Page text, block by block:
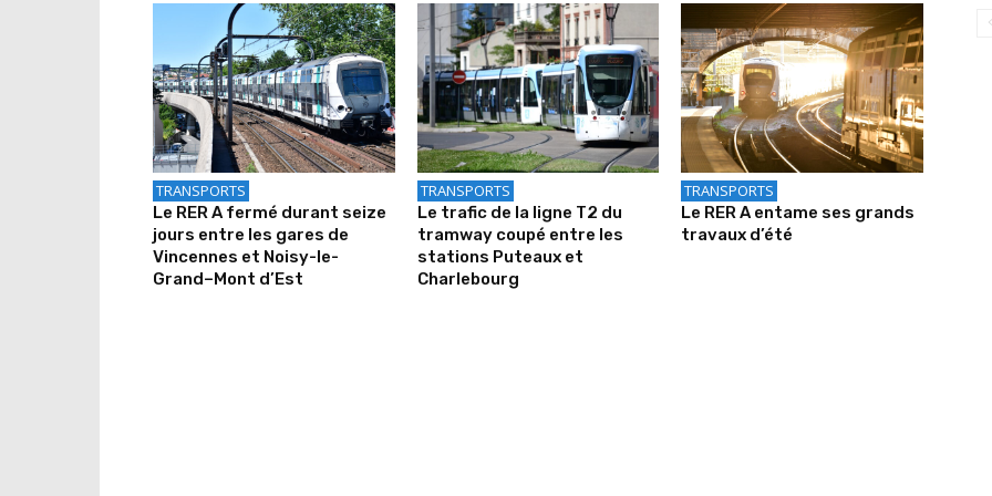
TRANSPORTS
Le RER A fermé durant seize
jours entre les gares de
Vincennes et Noisy-le-
Grand–Mont d’Est
TRANSPORTS
Le trafic de la ligne T2 du
tramway coupé entre les
stations Puteaux et
Charlebourg
TRANSPORTS
Le RER A entame ses grands
travaux d’été